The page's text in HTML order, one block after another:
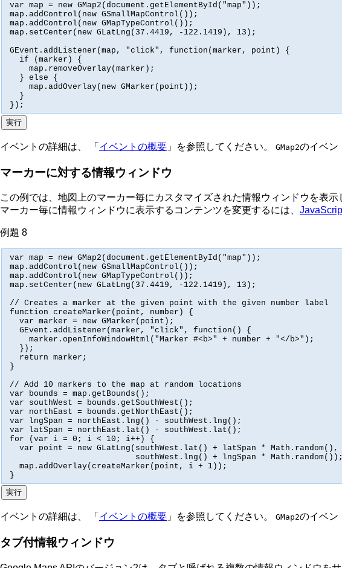
var map = new GMap2(document.getElementById("map"));
map.addControl(new GSmallMapControl());
map.addControl(new GMapTypeControl());
map.setCenter(new GLatLng(37.4419, -122.1419), 13);
GEvent.addListener(map, "click", function(marker, point) {
  if (marker) {
    map.removeOverlay(marker);
  } else {
    map.addOverlay(new GMarker(point));
  }
});
イベントの詳細は、 「 イベントの概要 」を参照してください。 GMap2のイベン
マーカーに対する情報ウィンドウ
この例では、地図上のマーカー毎にカスタマイズされた情報ウィンドウを表
マーカー毎に情報ウィンドウに表示するコンテンツを変更するには、
例題 8
var map = new GMap2(document.getElementById("map"));
map.addControl(new GSmallMapControl());
map.addControl(new GMapTypeControl());
map.setCenter(new GLatLng(37.4419, -122.1419), 13);
// Creates a marker at the given point with the given number label
function createMarker(point, number) {
  var marker = new GMarker(point);
  GEvent.addListener(marker, "click", function() {
    marker.openInfoWindowHtml("Marker #<b>" + number + "</b>");
  });
  return marker;
}
// Add 10 markers to the map at random locations
var bounds = map.getBounds();
var southWest = bounds.getSouthWest();
var northEast = bounds.getNorthEast();
var lngSpan = northEast.lng() - southWest.lng();
var latSpan = northEast.lat() - southWest.lat();
for (var i = 0; i < 10; i++) {
  var point = new GLatLng(southWest.lat() + latSpan * Math.random(),
                          southWest.lng() + lngSpan * Math.random());
  map.addOverlay(createMarker(point, i + 1));
}
イベントの詳細は、 「 イベントの概要 」を参照してください。 GMap2のイベン
タブ付情報ウィンドウ